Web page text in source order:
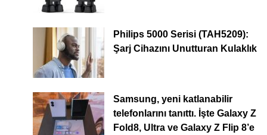
Philips 5000 Serisi (TAH5209):
Şarj Cihazını Unutturan Kulaklık
Samsung, yeni katlanabilir
telefonlarını tanıttı. İşte Galaxy Z
Fold8, Ultra ve Galaxy Z Flip 8’e